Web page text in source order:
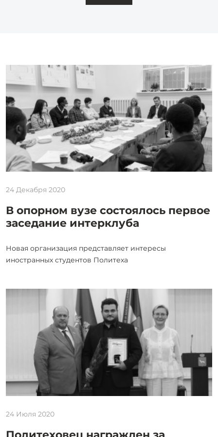
24 Декабря 2020
В опорном вузе состоялось первое
заседание интерклуба
Новая организация представляет интересы
иностранных студентов Политеха
24 Июля 2020